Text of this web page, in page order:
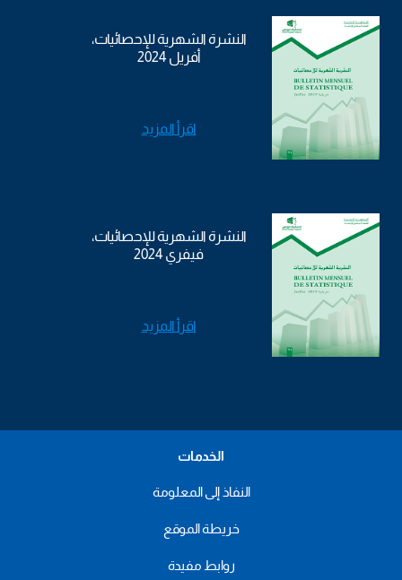
النشرة الشهرية للإحصائيات،
أفريل 2024
اقرأ المزيد
النشرة الشهرية للإحصائيات،
فيفري 2024
اقرأ المزيد
الخدمات
النفاذ إلى المعلومة
خريطة الموقع
روابط مفيدة